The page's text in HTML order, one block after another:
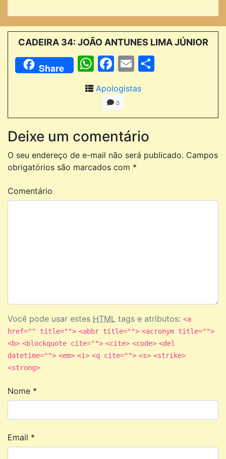
CADEIRA 34: JOÃO ANTUNES LIMA JÚNIOR
Share WhatsApp
Facebook
Email
Apologistas
0
Deixe um comentário
O seu endereço de e-mail não será publicado. Campos
obrigatórios são marcados com *
Comentário
Você pode usar estes HTML tags e atributos: <a
href="" title=""> <abbr title=""> <acronym title="">
<b> <blockquote cite=""> <cite> <code> <del
datetime=""> <em> <i> <q cite=""> <s> <strike>
<strong>
Nome *
Email *